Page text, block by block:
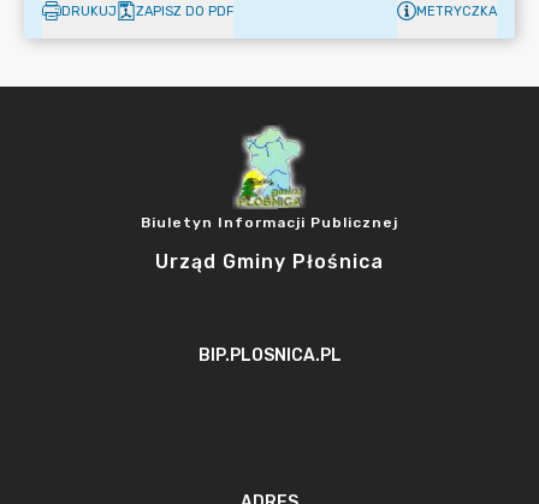
DRUKUJ ZAPISZ DO PDF METRYCZKA
Biuletyn Informacji Publicznej
Urząd Gminy Płośnica
BIP.PLOSNICA.PL